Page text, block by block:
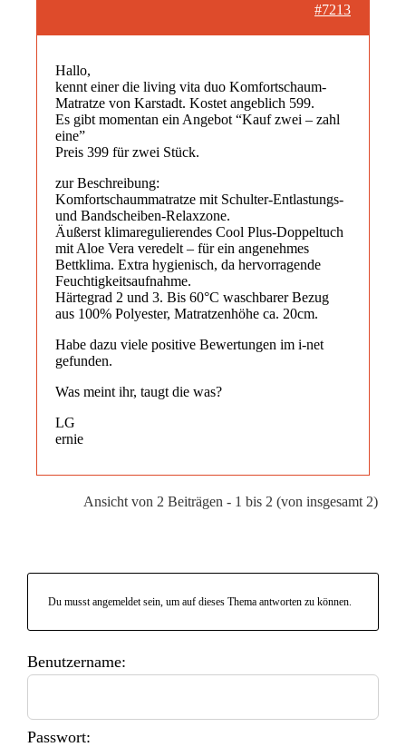
#7213
Hallo,
kennt einer die living vita duo Komfortschaum-
Matratze von Karstadt. Kostet angeblich 599.
Es gibt momentan ein Angebot “Kauf zwei – zahl
eine”
Preis 399 für zwei Stück.
zur Beschreibung:
Komfortschaummatratze mit Schulter-Entlastungs-
und Bandscheiben-Relaxzone.
Äußerst klimaregulierendes Cool Plus-Doppeltuch
mit Aloe Vera veredelt – für ein angenehmes
Bettklima. Extra hygienisch, da hervorragende
Feuchtigkeitsaufnahme.
Härtegrad 2 und 3. Bis 60°C waschbarer Bezug
aus 100% Polyester, Matratzenhöhe ca. 20cm.
Habe dazu viele positive Bewertungen im i-net
gefunden.
Was meint ihr, taugt die was?
LG
ernie
Ansicht von 2 Beiträgen - 1 bis 2 (von insgesamt 2)
Du musst angemeldet sein, um auf dieses Thema antworten zu können.
Benutzername:
Passwort: